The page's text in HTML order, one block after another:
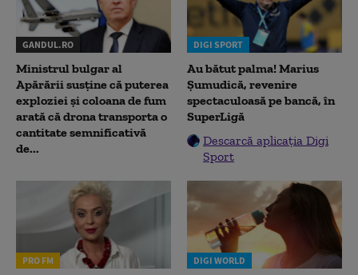
GANDUL.RO
Ministrul bulgar al
Apărării susține că puterea
exploziei și coloana de fum
arată că drona transporta o
cantitate semnificativă
de...
DIGI SPORT
Au bătut palma! Marius
Șumudică, revenire
spectaculoasă pe bancă, în
SuperLigă
Descarcă aplicația Digi
Sport
PRO FM DIGI WORLD